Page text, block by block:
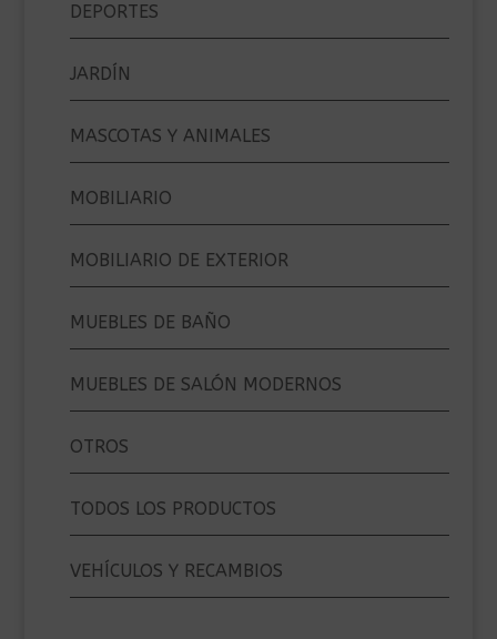
DEPORTES
JARDÍN
MASCOTAS Y ANIMALES
MOBILIARIO
MOBILIARIO DE EXTERIOR
MUEBLES DE BAÑO
MUEBLES DE SALÓN MODERNOS
OTROS
TODOS LOS PRODUCTOS
VEHÍCULOS Y RECAMBIOS